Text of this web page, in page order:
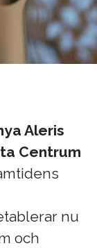
Aleris
Centrum
nu
och